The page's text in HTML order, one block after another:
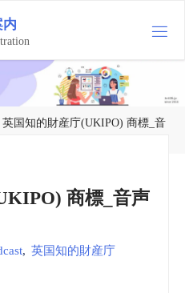
内
英国知的財産庁(UKIPO) 商標_音
商標_音声
, 英国知的財産庁